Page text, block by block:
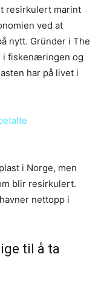
resirkulert marint
ved at
nytt. Gründer i The
i fiskenæringen og
har på livet i
i Norge, men
blir resirkulert.
nettopp i
til å ta